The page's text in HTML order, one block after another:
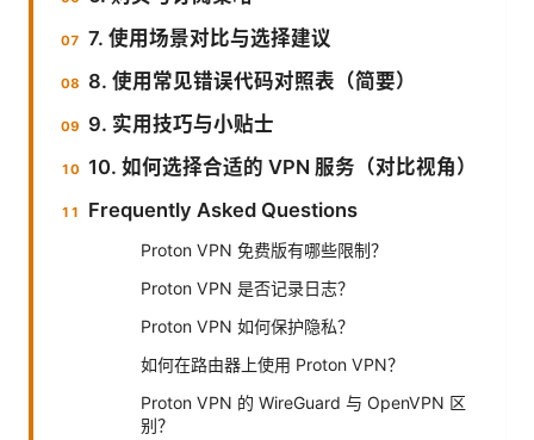
7. 使用场景对比与选择建议
8. 使用常见错误代码对照表（简要）
9. 实用技巧与小贴士
10. 如何选择合适的 VPN 服务（对比视角）
Frequently Asked Questions
Proton VPN 免费版有哪些限制？
Proton VPN 是否记录日志？
Proton VPN 如何保护隐私？
如何在路由器上使用 Proton VPN？
Proton VPN 的 WireGuard 与 OpenVPN 区
别？